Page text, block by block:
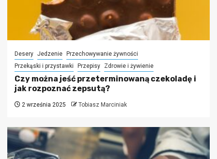
Desery Jedzenie
Przechowywanie żywności
Przekąski i przystawki
Przepisy Zdrowie i żywienie
Czy można jeść przeterminowaną czekoladę i
jak rozpoznać zepsutą?
2 września 2025 Tobiasz Marciniak